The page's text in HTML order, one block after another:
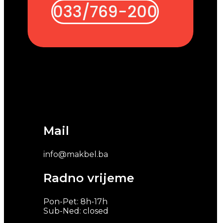
Mail
info@makbel.ba
Radno vrijeme
Pon-Pet: 8h-17h
Sub-Ned: closed
033/769-200